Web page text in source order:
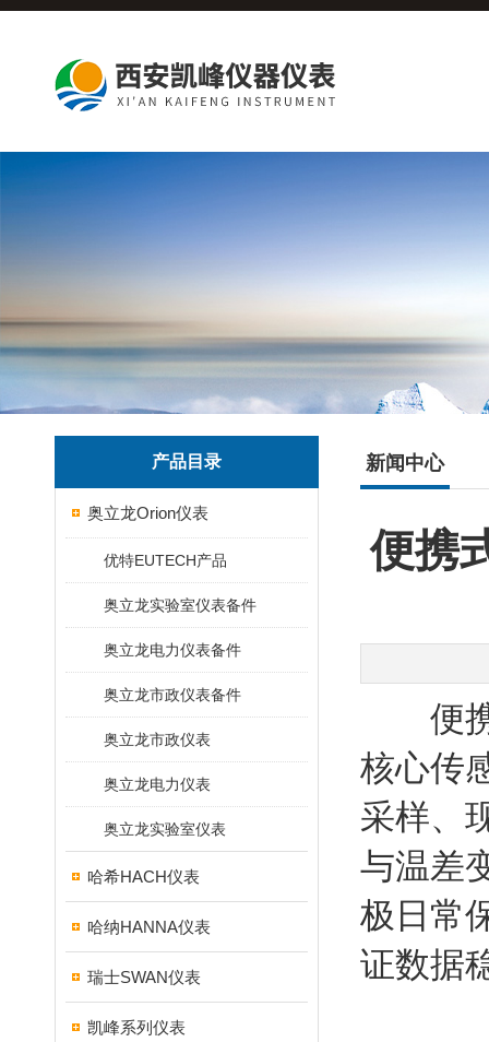
产品目录
奥立龙Orion仪表
优特EUTECH产品
奥立龙实验室仪表备件
奥立龙电力仪表备件
奥立龙市政仪表备件
奥立龙市政仪表
奥立龙电力仪表
奥立龙实验室仪表
哈希HACH仪表
哈纳HANNA仪表
瑞士SWAN仪表
凯峰系列仪表
新闻中心
便携
便携
核心传
采样、
与温差
极日常
证数据